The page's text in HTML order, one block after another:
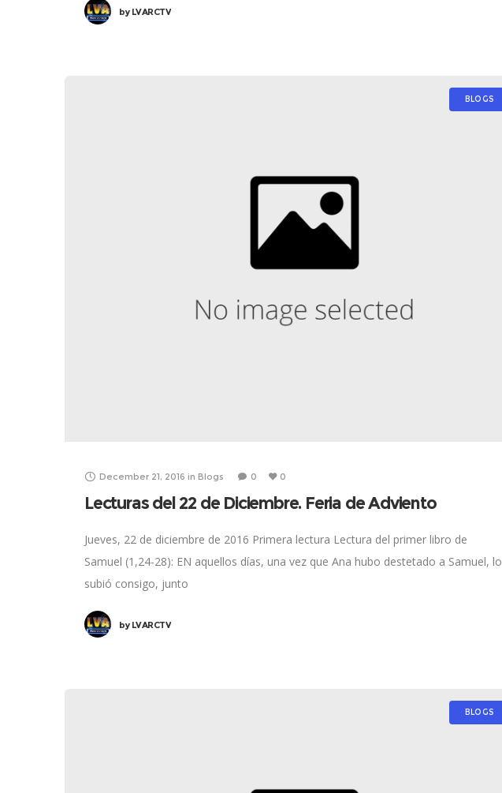
byLVARCTV
BLOGS
December 21, 2016 in Blogs 0 0
Lecturas del 22 de Diciembre. Feria de Adviento
Jueves, 22 de diciembre de 2016 Primera lectura Lectura del primer libro de
Samuel (1,24-28): EN aquellos días, una vez que Ana hubo destetado a Samuel, lo
subió consigo, junto
byLVARCTV
BLOGS